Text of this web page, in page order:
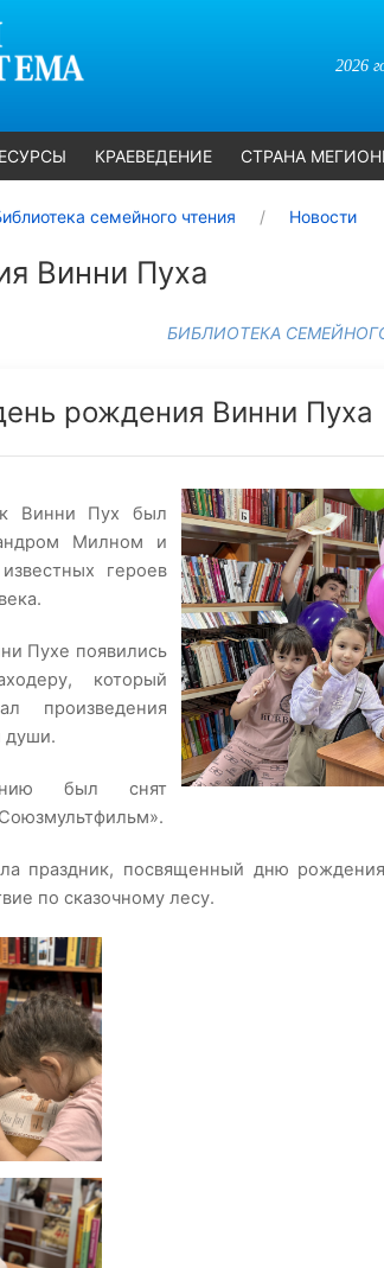
2026
КРАЕВЕДЕНИЕ СТРАНА
семейного чтения Новости
Винни Пуха
БИБЛИОТЕКА
рождения Винни Пуха
Винни Пух был
Милном и
героев
Пухе появились
который
произведения
души.
был снят
праздник, посвященный дню
по сказочному лесу.